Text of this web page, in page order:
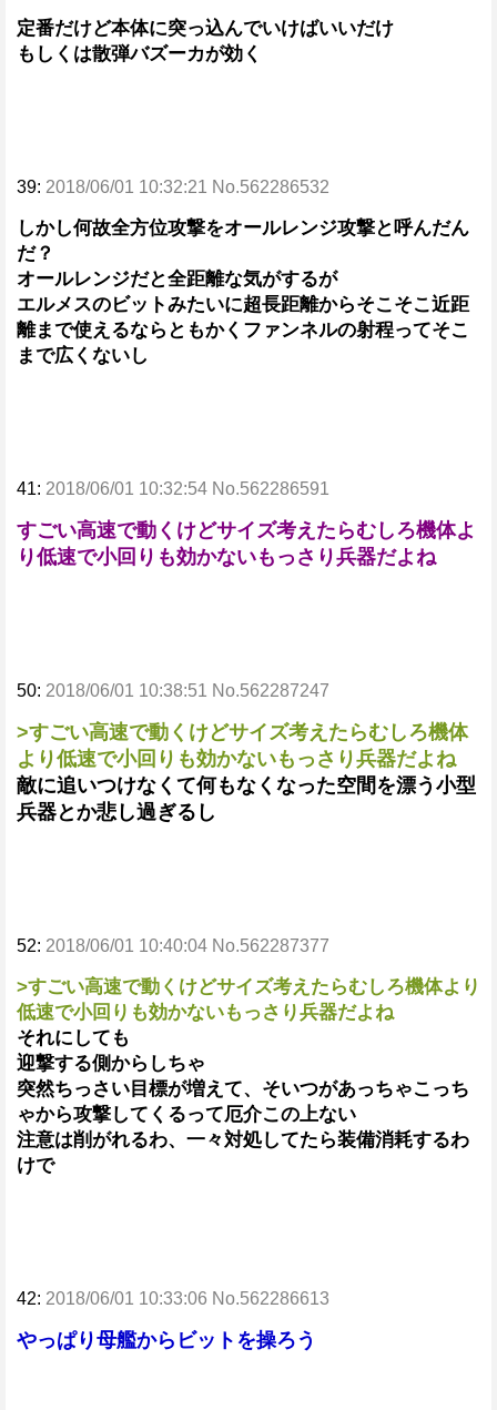
定番だけど本体に突っ込んでいけばいいだけ
もしくは散弾バズーカが効く
39: 2018/06/01 10:32:21 No.562286532
しかし何故全方位攻撃をオールレンジ攻撃と呼んだん
だ？
オールレンジだと全距離な気がするが
エルメスのビットみたいに超長距離からそこそこ近距
離まで使えるならともかくファンネルの射程ってそこ
まで広くないし
41: 2018/06/01 10:32:54 No.562286591
すごい高速で動くけどサイズ考えたらむしろ機体よ
り低速で小回りも効かないもっさり兵器だよね
50: 2018/06/01 10:38:51 No.562287247
>すごい高速で動くけどサイズ考えたらむしろ機体
より低速で小回りも効かないもっさり兵器だよね
敵に追いつけなくて何もなくなった空間を漂う小型
兵器とか悲し過ぎるし
52: 2018/06/01 10:40:04 No.562287377
>すごい高速で動くけどサイズ考えたらむしろ機体より
低速で小回りも効かないもっさり兵器だよね
それにしても
迎撃する側からしちゃ
突然ちっさい目標が増えて、そいつがあっちゃこっち
ゃから攻撃してくるって厄介この上ない
注意は削がれるわ、一々対処してたら装備消耗するわ
けで
42: 2018/06/01 10:33:06 No.562286613
やっぱり母艦からビットを操ろう